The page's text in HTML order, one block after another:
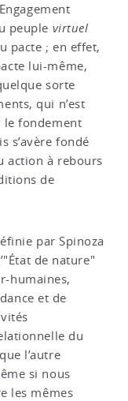
peuple virtuel
pacte ; en effet,
lui-même,
sorte
qui n’est
le fondement
s’avère fondé
action à rebours
de
par Spinoza
de nature"
humaines,
et de
du
l’autre
si nous
les mêmes